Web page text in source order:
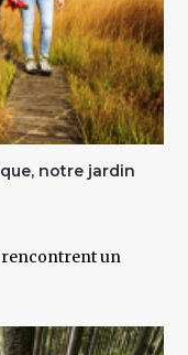
notre jardin
rencontrent un